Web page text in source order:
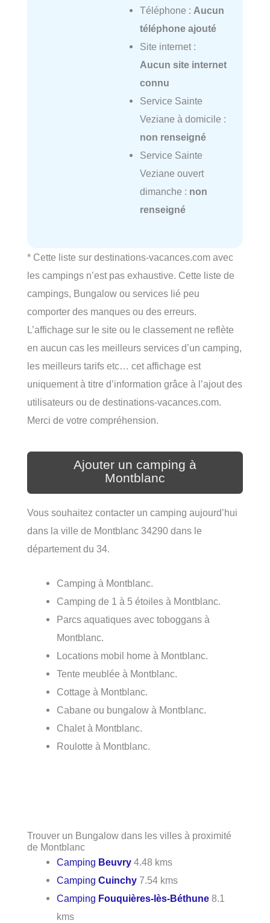
Téléphone : Aucun
téléphone ajouté
Site internet :
Aucun site internet
connu
Service Sainte
Veziane à domicile :
non renseigné
Service Sainte
Veziane ouvert
dimanche : non
renseigné
* Cette liste sur destinations-vacances.com avec
les campings n’est pas exhaustive. Cette liste de
campings, Bungalow ou services lié peu
comporter des manques ou des erreurs.
L’affichage sur le site ou le classement ne reflète
en aucun cas les meilleurs services d’un camping,
les meilleurs tarifs etc… cet affichage est
uniquement à titre d’information grâce à l’ajout des
utilisateurs ou de destinations-vacances.com.
Merci de votre compréhension.
Ajouter un camping à
Montblanc
Vous souhaitez contacter un camping aujourd’hui
dans la ville de Montblanc 34290 dans le
département du 34.
Camping à Montblanc.
Camping de 1 à 5 étoiles à Montblanc.
Parcs aquatiques avec toboggans à
Montblanc.
Locations mobil home à Montblanc.
Tente meublée à Montblanc.
Cottage à Montblanc.
Cabane ou bungalow à Montblanc.
Chalet à Montblanc.
Roulotte à Montblanc.
Trouver un Bungalow dans les villes à proximité
de Montblanc
Camping Beuvry 4.48 kms
CampingCuinchy 7.54 kms
Camping Fouquières-lès-Béthune 8.1
kms